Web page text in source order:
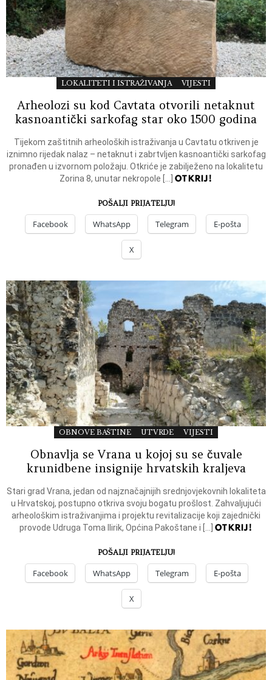
LOKALITETI I ISTRAŽIVANJA VIJESTI
Arheolozi su kod Cavtata otvorili netaknut
kasnoantički sarkofag star oko 1500 godina
Tijekom zaštitnih arheoloških istraživanja u Cavtatu otkriven je
iznimno rijedak nalaz – netaknut i zabrtvljen kasnoantički sarkofag
pronađen u izvornom položaju. Otkriće je zabilježeno na lokalitetu
Zorina 8, unutar nekropole […] OTKRIJ!
POŠALJI PRIJATELJU!
Facebook WhatsApp Telegram E-pošta
X
OBNOVE BAŠTINE UTVRDE VIJESTI
Obnavlja se Vrana u kojoj su se čuvale
krunidbene insignije hrvatskih kraljeva
Stari grad Vrana, jedan od najznačajnijih srednjovjekovnih lokaliteta
u Hrvatskoj, postupno otkriva svoju bogatu prošlost. Zahvaljujući
arheološkim istraživanjima i projektu revitalizacije koji zajednički
provode Udruga Toma Ilirik, Općina Pakoštane i […] OTKRIJ!
POŠALJI PRIJATELJU!
Facebook WhatsApp Telegram E-pošta
X